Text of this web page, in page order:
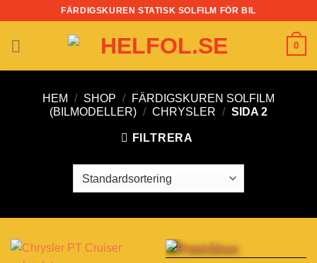
content
FÄRDIGSKUREN STATISK SOLFILM FÖR BIL
0
HEM / SHOP /
FÄRDIGSKUREN SOLFILM
(BILMODELLER) / CHRYSLER / SIDA 2
FILTRERA